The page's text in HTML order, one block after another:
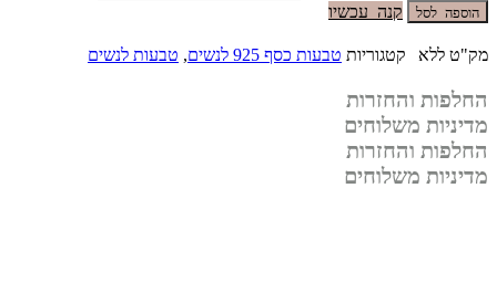
הוספה לסל קנה עכשיו
מק"ט ללא קטגוריות טבעות כסף 925 לנשים , טבעות לנשים
החלפות והחזרות
מדיניות משלוחים
החלפות והחזרות
מדיניות משלוחים